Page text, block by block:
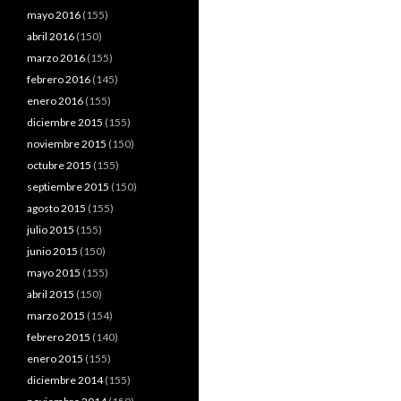
mayo 2016 (155)
abril 2016 (150)
marzo 2016 (155)
febrero 2016 (145)
enero 2016 (155)
diciembre 2015 (155)
noviembre 2015 (150)
octubre 2015 (155)
septiembre 2015 (150)
agosto 2015 (155)
julio 2015 (155)
junio 2015 (150)
mayo 2015 (155)
abril 2015 (150)
marzo 2015 (154)
febrero 2015 (140)
enero 2015 (155)
diciembre 2014(155)